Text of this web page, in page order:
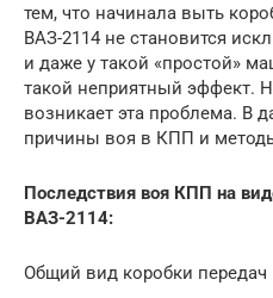
тем, что начинала выть
ВАЗ-2114 не становится
и даже у такой «простой»
такой неприятный эффект.
возникает эта проблема. В
причины воя в КПП и
Последствия воя КПП на
ВАЗ-2114:
Общий вид коробки передач